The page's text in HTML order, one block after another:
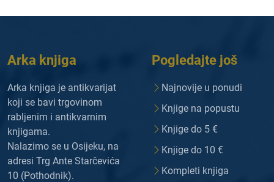
Arka knjiga
Arka knjiga je antikvarijat
koji se bavi trgovinom
rabljenim i antikvarnim
knjigama.
Nalazimo se u Osijeku, na
adresi Trg Ante Starčevića
10 (Pothodnik).
Pogledajte još
Najnovije u ponudi
Knjige na popustu
Knjige do 5 €
Knjige do 10 €
Kompleti knjiga